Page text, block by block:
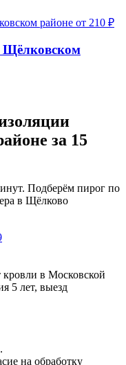
от 210 ₽
за 15
Подберём пирог по
в Щёлково
в Московской
5 лет, выезд
на обработку